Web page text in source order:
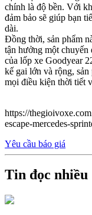
chính là độ bền. Với
đảm bảo sẽ giúp bạn
dài.
Đồng thời, sản phẩm
tận hưởng một
của lốp xe Goodyear
kế gai lớn và rộng,
mọi điều kiện thời tiết
https://
escape-mercedes-
Yêu cầu báo giá
Tin đọc nhiều